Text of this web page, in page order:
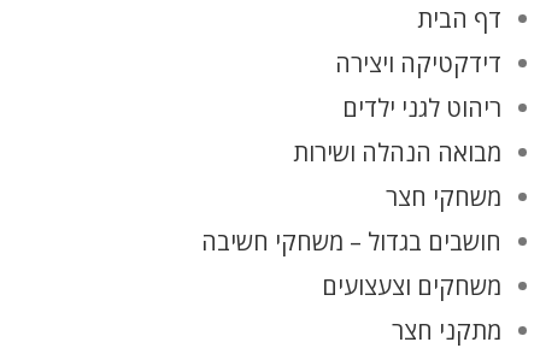
דף הבית
דידקטיקה ויצירה
ריהוט לגני ילדים
מבואה הנהלה ושירות
משחקי חצר
חושבים בגדול – משחקי חשיבה
משחקים וצעצועים
מתקני חצר